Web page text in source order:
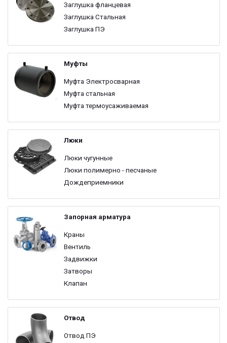
Заглушка фланцевая
Заглушка Стальная
Заглушка ПЭ
Муфты
Муфта Электросварная
Муфта стальная
Муфта термоусаживаемая
Люки
Люки чугунные
Люки полимерно - песчаные
Дождеприемники
Запорная арматура
Краны
Вентиль
Задвижки
Затворы
Клапан
Отвод
Отвод ПЭ